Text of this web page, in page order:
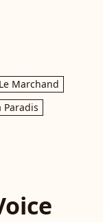
Marchand
Paradis